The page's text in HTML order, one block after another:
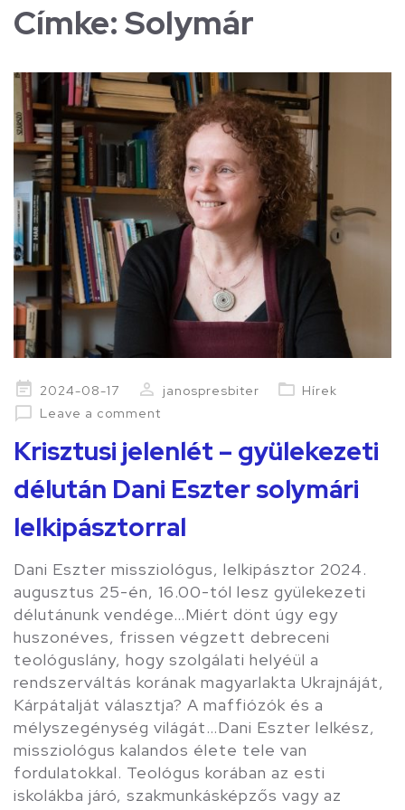
Címke:Solymár
Posted
on
2024-08-17 janospresbiter
Hírek
Leave a comment
Krisztusi jelenlét – gyülekezeti
délután Dani Eszter solymári
lelkipásztorral
Dani Eszter missziológus, lelkipásztor 2024.
augusztus 25-én, 16.00-tól lesz gyülekezeti
délutánunk vendége…Miért dönt úgy egy
huszonéves, frissen végzett debreceni
teológuslány, hogy szolgálati helyéül a
rendszerváltás korának ma­gyar­lakta Ukrajnáját,
Kárpátalját választja? A maffiózók és a
mélyszegénység világát…Dani Eszter lelkész,
missziológus kalandos élete tele van
fordulatokkal. Teológus korában az esti
iskolákba járó, szakmunkásképzős vagy az